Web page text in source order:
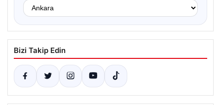
Bizi Takip Edin